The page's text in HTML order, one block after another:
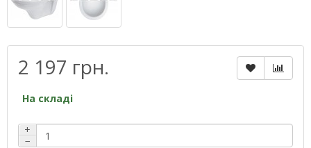
2 197 грн.
На складі
+
−